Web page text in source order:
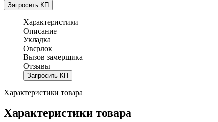
Запросить КП
Характеристики
Описание
Укладка
Оверлок
Вызов замерщика
Отзывы
Запросить КП
Характеристики товара
Характеристики товара